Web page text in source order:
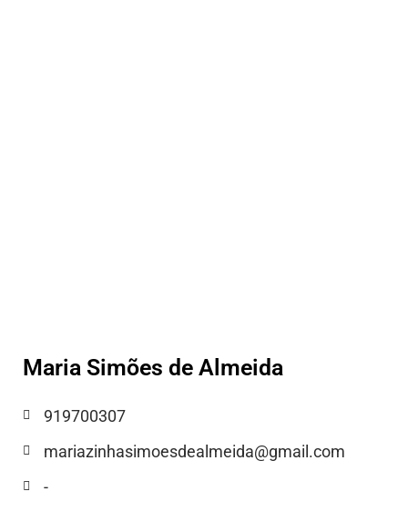
Maria Simões de Almeida
919700307
mariazinhasimoesdealmeida@gmail.com
-